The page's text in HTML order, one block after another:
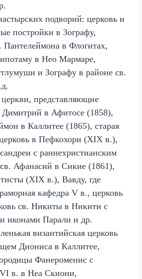
подворий: церковь и
постройки в Зографу,
Пантелеймона в Флогитах,
в Нео Мармаре,
и Зографу в районе св.
представляющие
Димитрий в Афитосе (1858),
в Каллитее (1865), старая
в Пефкохори (XIX в.),
с раннехристианским
Афанасий в Сикие (1861),
(XIX в.), Вавду, где
кафедра V в., церковь
св. Никиты в Никити с
иконами Парали и др.
византийская церковь
Диониса в Каллитее,
Фанероменис с
в. в Неа Скиони,